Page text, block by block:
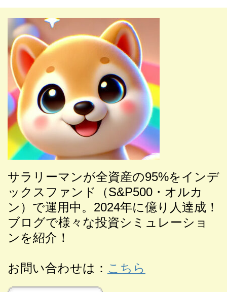
サラリーマンが全資産の95%をインデ
ックスファンド（S&P500・オルカ
ン）で運用中。2024年に億り人達成！
ブログで様々な投資シミュレーショ
ンを紹介！
お問い合わせは： こちら